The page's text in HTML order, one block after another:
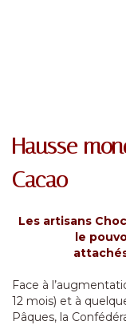
Hausse
Cacao
Les artisans
le
Face à
12 mois) et à
Pâques, la